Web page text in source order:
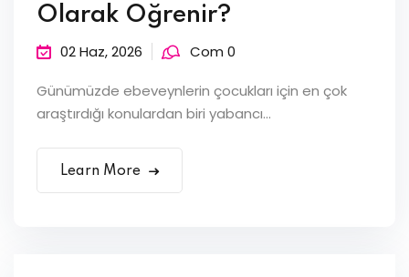
Olarak Öğrenir?
02 Haz, 2026 Com 0
Günümüzde ebeveynlerin çocukları için en çok
araştırdığı konulardan biri yabancı...
Learn More
Remember me